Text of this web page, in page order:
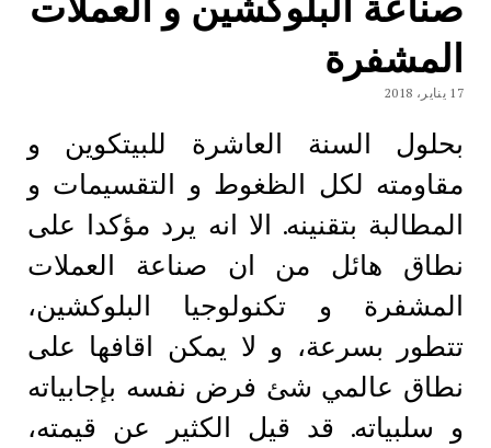
المشفرة
17 يناير، 2018
بحلول السنة العاشرة للبيتكوين و
مقاومته لكل الظغوط و التقسيمات و
المطالبة بتقنينه. الا انه يرد مؤكدا على
نطاق هائل من ان صناعة العملات
المشفرة و تكنولوجيا البلوكشين،
تتطور بسرعة، و لا يمكن اقافها على
نطاق عالمي شئ فرض نفسه بإجابياته
و سلبياته. قد قيل الكثير عن قيمته،